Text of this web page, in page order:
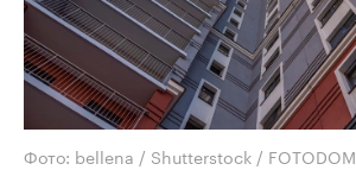
Фото: bellena / Shutterstock / FOTODOM